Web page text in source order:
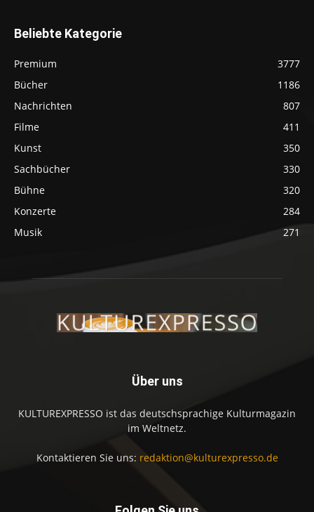
Beliebte Kategorie
Premium
3777
Bücher
1186
Nachrichten
807
Filme
411
Kunst
350
Sachbücher
330
Bühne
320
Konzerte
284
Musik
271
Über uns
KULTUREXPRESSO ist das deutschsprachige Kulturmagazin
im Weltnetz.
Kontaktieren Sie uns: redaktion@kulturexpresso.de